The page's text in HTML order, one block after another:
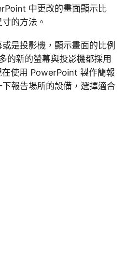
中更改的畫面顯示比
的方法。
是投影機，顯示畫面的比例
的新的螢幕與投影機都採用
使用 PowerPoint 製作簡報
報告場所的設備，選擇適合